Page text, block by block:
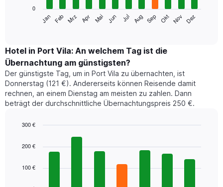
folgende
den
durchschnittlichen
Zimmerpreis
im
jeweiligen
Monat
an.
Diagramm
die
Jan Feb Mrz Apr Mai Jun Jul Aug Sep Okt Nov Dez
0
Hotel in Port Vila: An welchem Tag ist die
Übernachtung am günstigsten?
Der günstigste Tag, um in Port Vila zu übernachten, ist
Donnerstag (121 €). Andererseits können Reisende damit
rechnen, an einem Dienstag am meisten zu zahlen. Dann
beträgt der durchschnittliche Übernachtungspreis 250 €.
chart
bars.
100 €
200 €
300 €